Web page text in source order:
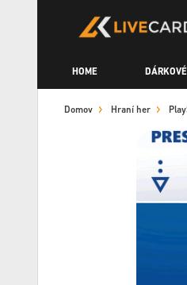
HOME
Domov Hraní her